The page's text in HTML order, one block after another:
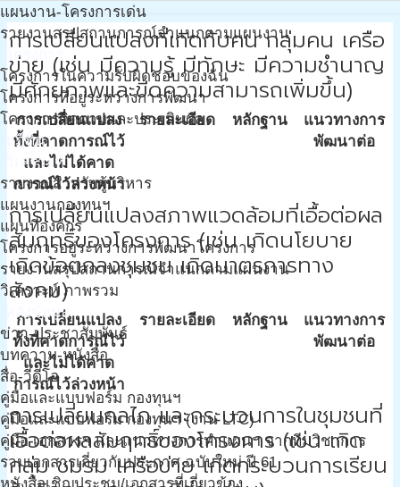
แผนงาน-โครงการเด่น
รายงานสรุปสถานการณ์จำแนกตามแผนงาน
โครงการ
โครงการในความรับผิดชอบของฉัน
โครงการที่อยู่ระหว่างการพัฒนา
โครงการติดตามและประเมินผล
ปฎิทิน
วิเคราะห์
รายงานสำหรับผู้บริหาร
แผนงานกองทุนฯ
แผนที่องค์กร
โครงการอยู่ระหว่างการพัฒนาโครงการ
รายงานสรุปสถานการณ์จำแนกตามแผนงาน
วิเคราะห์ ภาพรวม
คลังข้อมูล
ข่าว-ประชาสัมพันธ์
บทความ-หนังสือ
สื่อ-วีดีโอ
คู่มือและแบบฟอร์ม กองทุนฯ
คู่มือและแบบฟอร์ม กองทุนฯ (งาน LTC)
คู่มือ เอกสารฯ และแนวทางการทำแผนฯ จากทีมวิชาการ
รวมเอกสารเกี่ยวกับประกาศ ฉบับใหม่ ปี 61
หนังสือเชิญประชุม/เอกสารที่เกี่ยวข้อง
การเปลี่ยนแปลงที่เกิดกับคน กลุ่มคน เครือ
ข่าย (เช่น มีความรู้ มีทักษะ มีความชำนาญ
มีศักยภาพและขีดความสามารถเพิ่มขึ้น)
การเปลี่ยนแปลง
ทั้งที่คาดการณ์ไว้
และไม่ได้คาด
การณ์ไว้ล่วงหน้า
รายละเอียด หลักฐาน
แนวทางการ
พัฒนาต่อ
การเปลี่ยนแปลงสภาพแวดล้อมที่เอื้อต่อผล
สัมฤทธิ์ของโครงการ (เช่น เกิดนโยบาย
เกิดข้อตกลงชุมชน เกิดมาตรการทาง
สังคม)
การเปลี่ยนแปลง
ทั้งที่คาดการณ์ไว้
และไม่ได้คาด
การณ์ไว้ล่วงหน้า
รายละเอียด หลักฐาน
แนวทางการ
พัฒนาต่อ
การเปลี่ยนกลไก และกระบวนการในชุมชนที่
เอื้อต่อผลสัมฤทธิ์ของโครงการ (เช่น เกิด
กลุ่ม ชมรม เครือข่าย เกิดกระบวนการเรียน